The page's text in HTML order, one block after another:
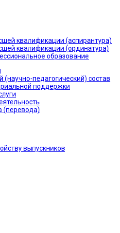
квалификации (аспирантура)
квалификации (ординатура)
образование
(научно-педагогический) состав
поддержки
(перевода)
выпускников